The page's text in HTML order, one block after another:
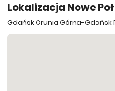
673 200 zł
899 900 zł
Lokalizacja Nowe
Gdańsk Orunia Górna-Gdańsk